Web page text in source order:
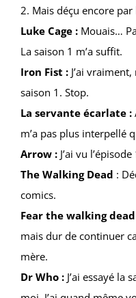
2. Mais déçu encore
Luke Cage :Mouais…
La saison 1 m’a suffit.
Iron Fist :J’ai
saison 1. Stop.
La servante écarlate :
m’a pas plus interpellé
Arrow :J’ai vu
The Walking Dead :
comics.
Fear the walking
mais dur de continuer
mère.
Dr Who :J’ai essayé la